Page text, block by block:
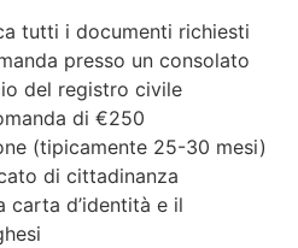
tutti i documenti richiesti
presso un consolato
del registro civile
di €250
(tipicamente 25-30 mesi)
di cittadinanza
carta d’identità e il